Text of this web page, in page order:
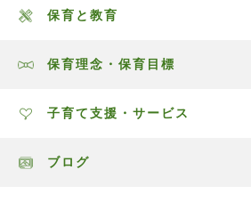
保育と教育
保育理念・保育目標
子育て支援・サービス
ブログ